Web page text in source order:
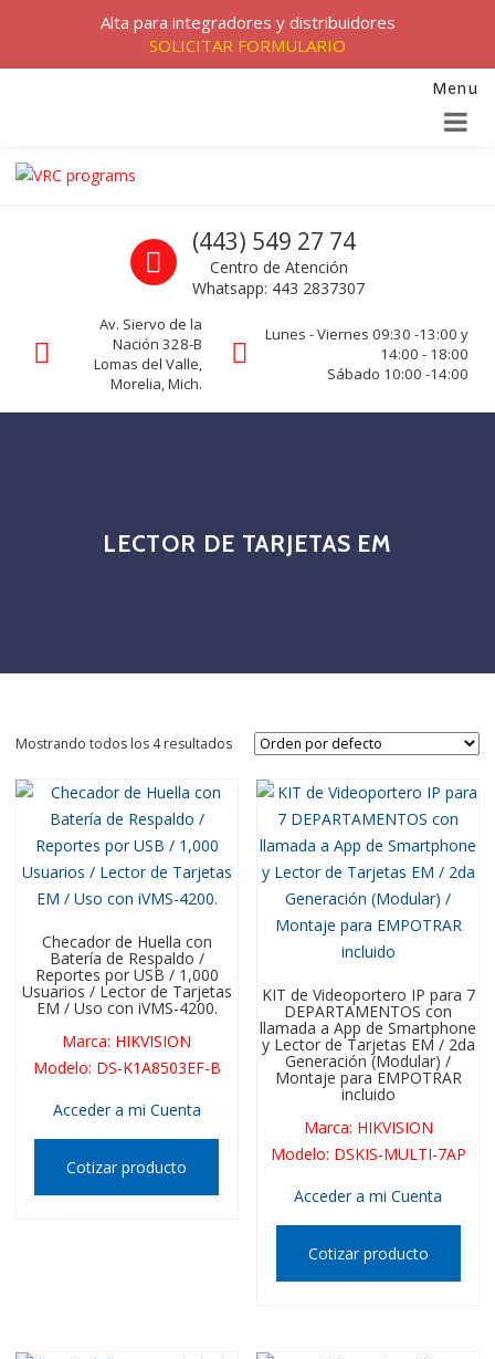
Menu
Skip to navigation
Skip to content
La seguridad de su empresa es nuestro negocio.
Call us
(443) 549 27 74
Centro de Atención
Whatsapp: 443 2837307
Av. Siervo de la
Nación 328-B
Lomas del Valle,
Morelia, Mich.
Lunes - Viernes 09:30 -13:00 y
14:00 - 18:00
Sábado 10:00 -14:00
LECTOR DE TARJETAS EM
Mostrando todos los 4 resultados
Checador de Huella con
Batería de Respaldo /
Reportes por USB / 1,000
Usuarios / Lector de Tarjetas
EM / Uso con iVMS-4200.
Marca: HIKVISION
Modelo: DS-K1A8503EF-B
Acceder a mi Cuenta
Cotizar producto
KIT de Videoportero IP para 7
DEPARTAMENTOS con
llamada a App de Smartphone
y Lector de Tarjetas EM / 2da
Generación (Modular) /
Montaje para EMPOTRAR
incluido
Marca: HIKVISION
Modelo: DSKIS-MULTI-7AP
Acceder a mi Cuenta
Cotizar producto
Alta para integradores y distribuidores
SOLICITAR FORMULARIO